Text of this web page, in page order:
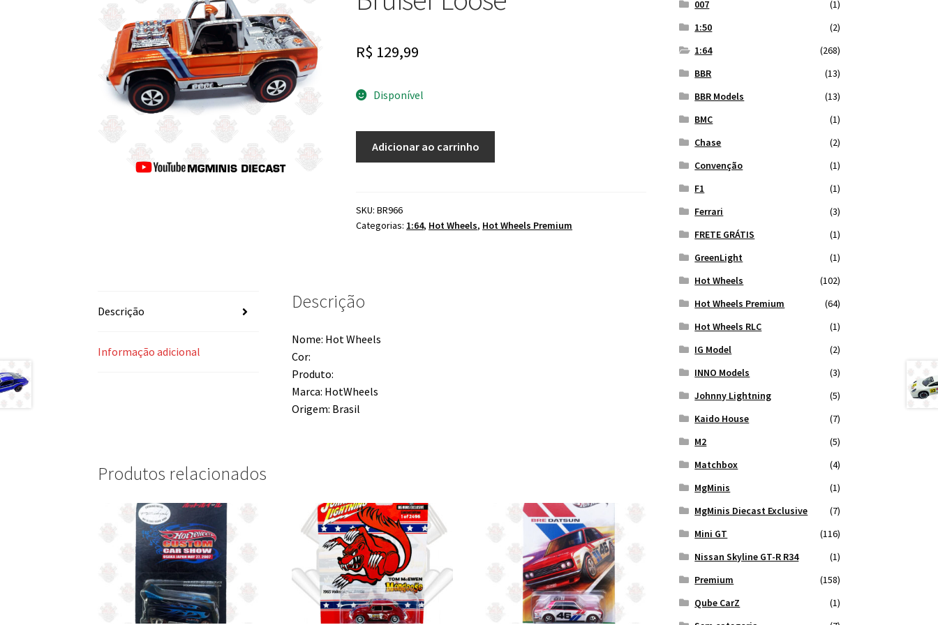
R$ 129,99
Disponível
Bruiser
Loose
Adicionar ao carrinho
SKU:BR966
Categorias: 1:64, Hot Wheels, Hot Wheels Premium
Descrição
Informação adicional
Descrição
Nome: Hot Wheels
Cor:
Produto:
Marca: HotWheels
Origem: Brasil
Produtos relacionados
007
(1)
1:50
(2)
1:64
(268)
BBR
(13)
BBR Models
(13)
BMC
(1)
Chase
(2)
Convenção
(1)
F1
(1)
Ferrari
(3)
FRETE GRÁTIS
(1)
GreenLight
(1)
Hot Wheels
(102)
Hot Wheels Premium
(64)
Hot Wheels RLC
(1)
IG Model
(2)
INNO Models
(3)
Johnny Lightning
(5)
Kaido House
(7)
M2
(5)
Matchbox
(4)
MgMinis
(1)
MgMinis Diecast Exclusive
(7)
Mini GT
(116)
Nissan Skyline GT-R R34
(1)
Premium
(158)
Qube CarZ
(1)